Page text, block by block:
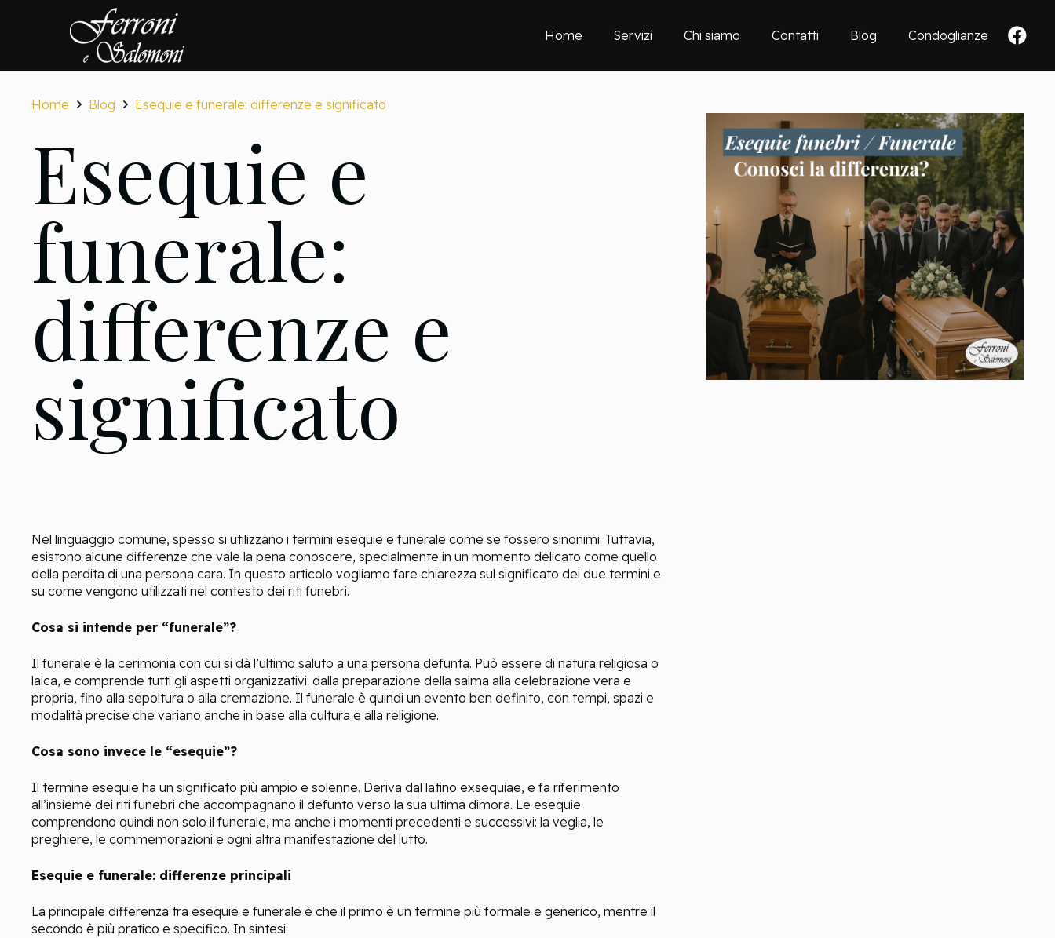
Home Servizi Chi siamo Contatti Blog Condoglianze
Home Blog Esequie e funerale: differenze e significato
Esequie e
funerale:
differenze e
significato
Nel linguaggio comune, spesso si utilizzano i termini esequie e funerale come se fossero sinonimi. Tuttavia,
esistono alcune differenze che vale la pena conoscere, specialmente in un momento delicato come quello
della perdita di una persona cara. In questo articolo vogliamo fare chiarezza sul significato dei due termini e
su come vengono utilizzati nel contesto dei riti funebri.
Cosa si intende per “funerale”?
Il funerale è la cerimonia con cui si dà l’ultimo saluto a una persona defunta. Può essere di natura religiosa o
laica, e comprende tutti gli aspetti organizzativi: dalla preparazione della salma alla celebrazione vera e
propria, fino alla sepoltura o alla cremazione. Il funerale è quindi un evento ben definito, con tempi, spazi e
modalità precise che variano anche in base alla cultura e alla religione.
Cosa sono invece le “esequie”?
Il termine esequie ha un significato più ampio e solenne. Deriva dal latino exsequiae, e fa riferimento
all’insieme dei riti funebri che accompagnano il defunto verso la sua ultima dimora. Le esequie
comprendono quindi non solo il funerale, ma anche i momenti precedenti e successivi: la veglia, le
preghiere, le commemorazioni e ogni altra manifestazione del lutto.
Esequie e funerale: differenze principali
La principale differenza tra esequie e funerale è che il primo è un termine più formale e generico, mentre il
secondo è più pratico e specifico. In sintesi: